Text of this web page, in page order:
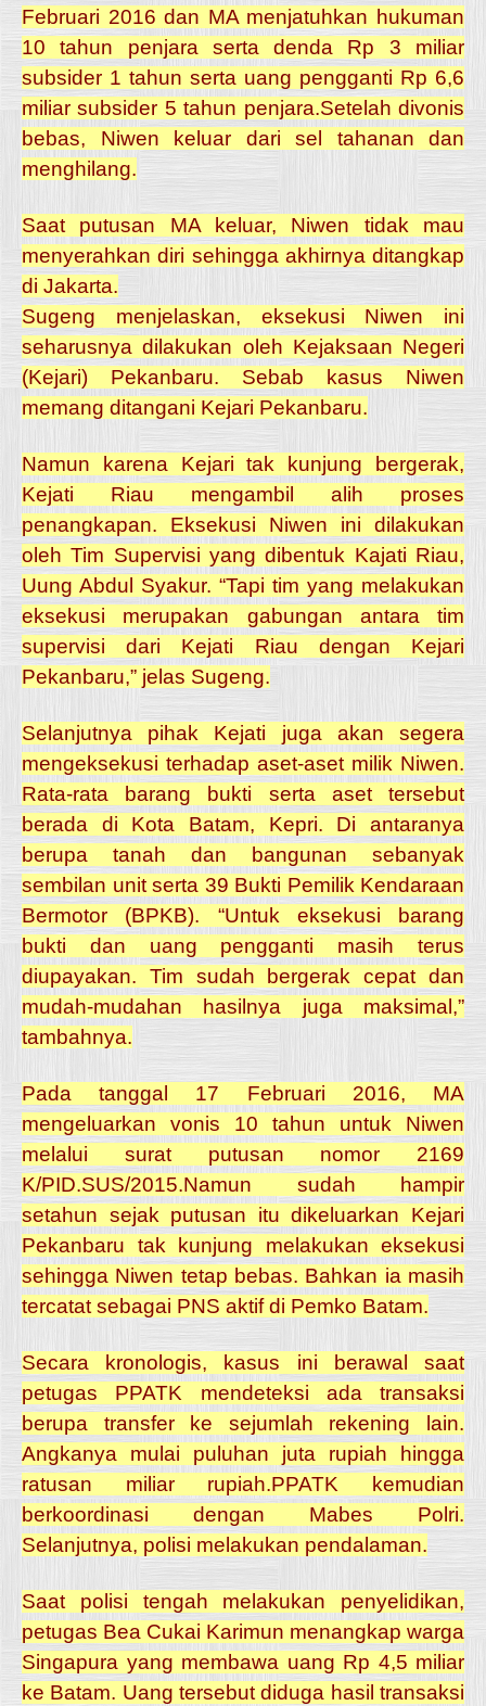
Februari 2016 dan MA menjatuhkan hukuman
10 tahun penjara serta denda Rp 3 miliar
subsider 1 tahun serta uang pengganti Rp 6,6
miliar subsider 5 tahun penjara.Setelah divonis
bebas, Niwen keluar dari sel tahanan dan
menghilang.
Saat putusan MA keluar, Niwen tidak mau
menyerahkan diri sehingga akhirnya ditangkap
di Jakarta.
Sugeng menjelaskan, eksekusi Niwen ini
seharusnya dilakukan oleh Kejaksaan Negeri
(Kejari) Pekanbaru. Sebab kasus Niwen
memang ditangani Kejari Pekanbaru.
Namun karena Kejari tak kunjung bergerak,
Kejati Riau mengambil alih proses
penangkapan. Eksekusi Niwen ini dilakukan
oleh Tim Supervisi yang dibentuk Kajati Riau,
Uung Abdul Syakur. “Tapi tim yang melakukan
eksekusi merupakan gabungan antara tim
supervisi dari Kejati Riau dengan Kejari
Pekanbaru,” jelas Sugeng.
Selanjutnya pihak Kejati juga akan segera
mengeksekusi terhadap aset-aset milik Niwen.
Rata-rata barang bukti serta aset tersebut
berada di Kota Batam, Kepri. Di antaranya
berupa tanah dan bangunan sebanyak
sembilan unit serta 39 Bukti Pemilik Kendaraan
Bermotor (BPKB). “Untuk eksekusi barang
bukti dan uang pengganti masih terus
diupayakan. Tim sudah bergerak cepat dan
mudah-mudahan hasilnya juga maksimal,”
tambahnya.
Pada tanggal 17 Februari 2016, MA
mengeluarkan vonis 10 tahun untuk Niwen
melalui surat putusan nomor 2169
K/PID.SUS/2015.Namun sudah hampir
setahun sejak putusan itu dikeluarkan Kejari
Pekanbaru tak kunjung melakukan eksekusi
sehingga Niwen tetap bebas. Bahkan ia masih
tercatat sebagai PNS aktif di Pemko Batam.
Secara kronologis, kasus ini berawal saat
petugas PPATK mendeteksi ada transaksi
berupa transfer ke sejumlah rekening lain.
Angkanya mulai puluhan juta rupiah hingga
ratusan miliar rupiah.PPATK kemudian
berkoordinasi dengan Mabes Polri.
Selanjutnya, polisi melakukan pendalaman.
Saat polisi tengah melakukan penyelidikan,
petugas Bea Cukai Karimun menangkap warga
Singapura yang membawa uang Rp 4,5 miliar
ke Batam. Uang tersebut diduga hasil transaksi